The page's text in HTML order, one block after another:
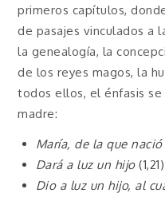
primeros capítulos,
de pasajes vinculados a
la genealogía, la
de los reyes magos, la
todos ellos, el énfasis
madre:
María, de la que nació
Dará a luz un hijo(1,21)
Dio a luz un hijo, al